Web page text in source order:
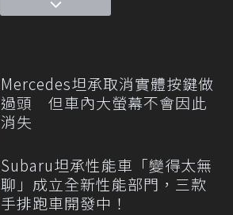
Mercedes坦承取消實體按鍵做
過頭 但車內大螢幕不會因此
消失
Subaru坦承性能車「變得太無
聊」成立全新性能部門，三款
手排跑車開發中！